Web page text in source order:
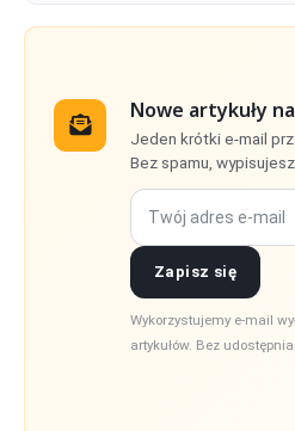
Nowe artykuły
Jeden krótki e-mail
Bez spamu,
Twój adres e-mail
Zapisz się
Wykorzystujemy e-mail
artykułów. Bez